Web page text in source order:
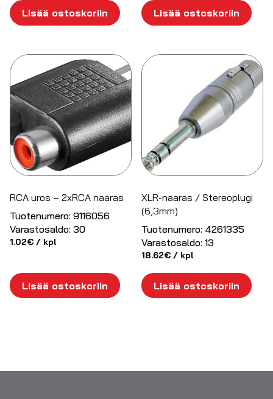
Lisää ostoskoriin Lisää ostoskoriin
RCA uros – 2xRCA naaras
Tuotenumero: 9116056
Varastosaldo: 30
1.02€ / kpl
Lisää ostoskoriin
XLR-naaras / Stereoplugi
(6,3mm)
Tuotenumero: 4261335
Varastosaldo: 13
18.62€ / kpl
Lisää ostoskoriin